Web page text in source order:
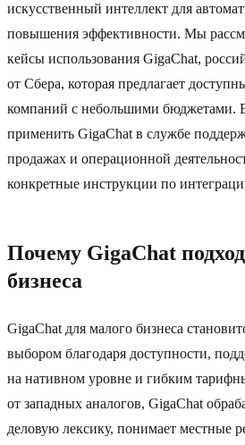
искусственный интеллект для
повышения эффективности. Мы
кейсы использования GigaChat,
от Сбера, которая предлагает
компаний с небольшими бюджетами.
применить GigaChat в службе
продажах и операционной
конкретные инструкции по
Почему GigaChat
бизнеса
GigaChat для малого бизнеса
выбором благодаря доступности,
на нативном уровне и гибким
от западных аналогов, GigaChat
деловую лексику, понимает местные